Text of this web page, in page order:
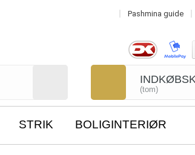
Pashmina guide
(tom)
STRIK BOLIGINTERIØR